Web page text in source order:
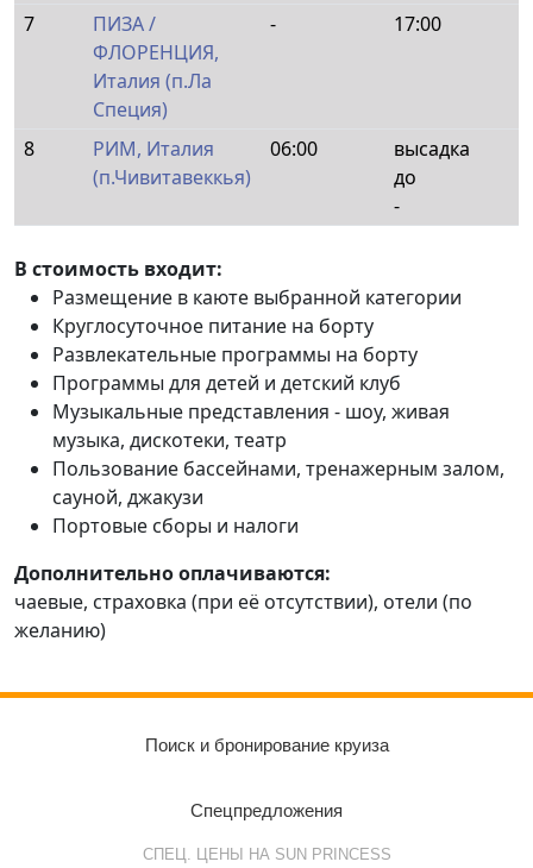
7
ПИЗА /
ФЛОРЕНЦИЯ,
Италия (п.Ла
Специя)
- 17:00
8
РИМ, Италия
(п.Чивитавеккья)
06:00
высадка
до
-
В стоимость входит:
Размещение в каюте выбранной категории
Круглосуточное питание на борту
Развлекательные программы на борту
Программы для детей и детский клуб
Музыкальные представления - шоу, живая
музыка, дискотеки, театр
Пользование бассейнами, тренажерным залом,
сауной, джакузи
Портовые сборы и налоги
Дополнительно оплачиваются:
чаевые, страховка (при её отсутствии), отели (по
желанию)
Поиск и бронирование круиза
Спецпредложения
СПЕЦ. ЦЕНЫ НА SUN PRINCESS